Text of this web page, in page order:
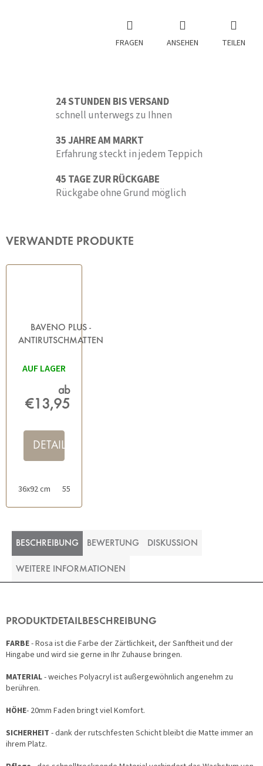
FRAGEN ANSEHEN TEILEN
24 STUNDEN BIS VERSAND
schnell unterwegs zu Ihnen
35 JAHRE AM MARKT
Erfahrung steckt in jedem Teppich
45 TAGE ZUR RÜCKGABE
Rückgabe ohne Grund möglich
VERWANDTE PRODUKTE
BAVENO PLUS -
ANTIRUTSCHMATTEN
DUSCHE ROSA
AUF LAGER
ab
€13,95
DETAIL
36x92 cm 55x55 cm
BESCHREIBUNG BEWERTUNG DISKUSSION
WEITERE INFORMATIONEN
PRODUKTDETAILBESCHREIBUNG
FARBE- Rosa ist die Farbe der Zärtlichkeit, der Sanftheit und der
Hingabe und wird sie gerne in Ihr Zuhause bringen.
MATERIAL- weiches Polyacryl ist außergewöhnlich angenehm zu
berühren.
HÖHE- 20mm Faden bringt viel Komfort.
SICHERHEIT - dank der rutschfesten Schicht bleibt die Matte immer an
ihrem Platz.